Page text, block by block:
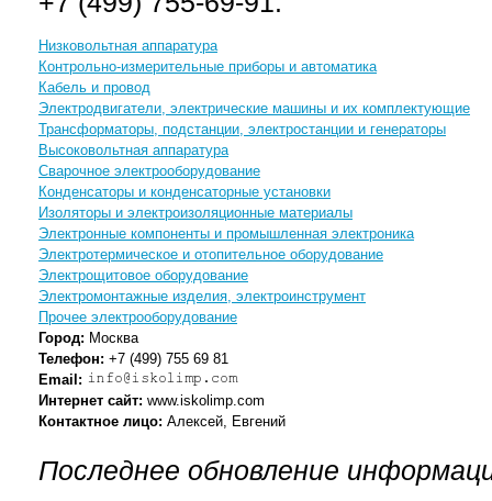
Низковольтная аппаратура
Контрольно-измерительные приборы и автоматика
Кабель и провод
Электродвигатели, электрические машины и их комплектующие
Трансформаторы, подстанции, электростанции и генераторы
Высоковольтная аппаратура
Сварочное электрооборудование
Конденсаторы и конденсаторные установки
Изоляторы и электроизоляционные материалы
Электронные компоненты и промышленная электроника
Электротермическое и отопительное оборудование
Электрощитовое оборудование
Электромонтажные изделия, электроинструмент
Прочее электрооборудование
Город: Москва
Телефон: +7 (499) 755 69 81
Email:
Интернет сайт: www.iskolimp.com
Контактное лицо: Алексей, Евгений
Последнее обновление